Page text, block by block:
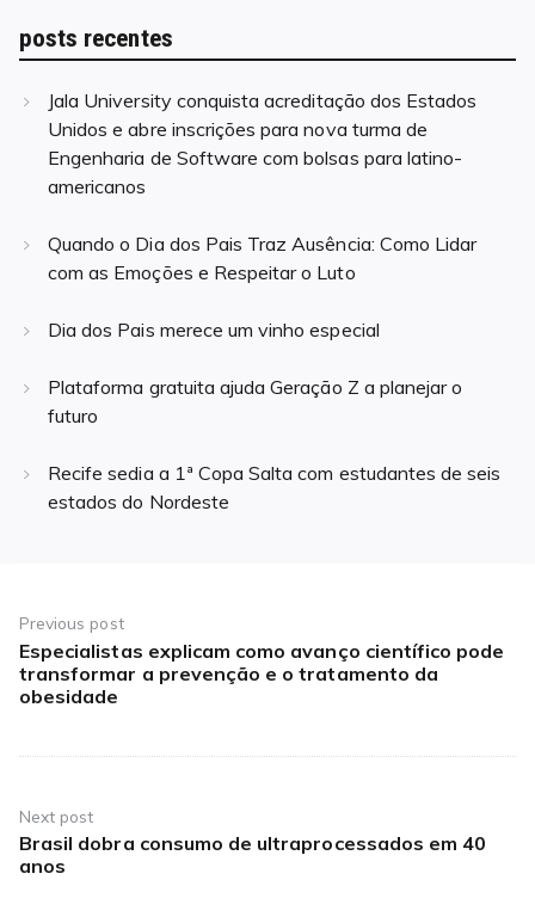
posts recentes
Jala University conquista acreditação dos Estados
Unidos e abre inscrições para nova turma de
Engenharia de Software com bolsas para latino-
americanos
Quando o Dia dos Pais Traz Ausência: Como Lidar
com as Emoções e Respeitar o Luto
Dia dos Pais merece um vinho especial
Plataforma gratuita ajuda Geração Z a planejar o
futuro
Recife sedia a 1ª Copa Salta com estudantes de seis
estados do Nordeste
de
Post
Previous post
Previous
post:
Especialistas explicam como avanço científico pode
transformar a prevenção e o tratamento da
obesidade
Next post
Next
post:
Brasil dobra consumo de ultraprocessados em 40
anos